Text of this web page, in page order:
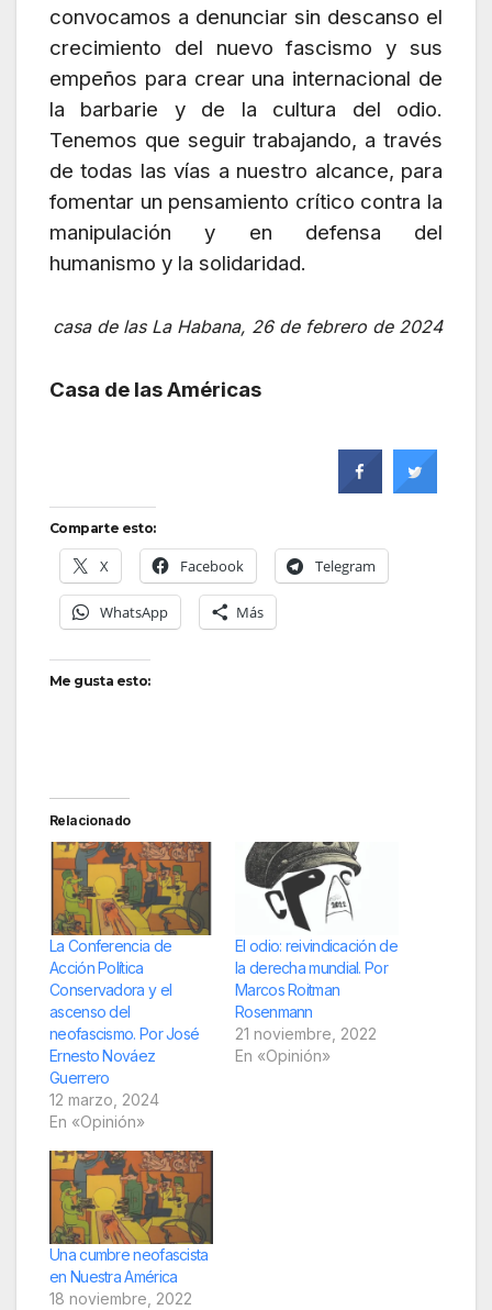
convocamos a denunciar sin descanso el
crecimiento del nuevo fascismo y sus
empeños para crear una internacional de
la barbarie y de la cultura del odio.
Tenemos que seguir trabajando, a través
de todas las vías a nuestro alcance, para
fomentar un pensamiento crítico contra la
manipulación y en defensa del
humanismo y la solidaridad.
casa de las La Habana, 26 de febrero de 2024
Casa de las Américas
Comparte esto:
X Facebook Telegram
WhatsApp Más
Me gusta esto:
Relacionado
La Conferencia de
Acción Política
Conservadora y el
ascenso del
neofascismo. Por José
Ernesto Nováez
Guerrero
12 marzo, 2024
En «Opinión»
El odio: reivindicación de
la derecha mundial. Por
Marcos Roitman
Rosenmann
21 noviembre, 2022
En «Opinión»
Una cumbre neofascista
en Nuestra América
18 noviembre, 2022